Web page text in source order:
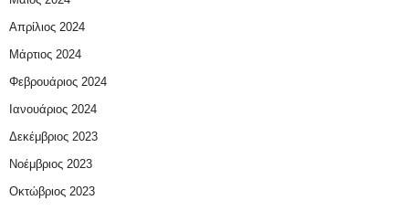
Απρίλιος 2024
Μάρτιος 2024
Φεβρουάριος 2024
Ιανουάριος 2024
Δεκέμβριος 2023
Νοέμβριος 2023
Οκτώβριος 2023